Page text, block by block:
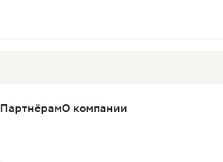
ПартнёрамО компании